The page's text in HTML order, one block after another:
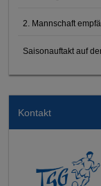
2. Mannschaft
Saisonauftakt auf
Kontakt